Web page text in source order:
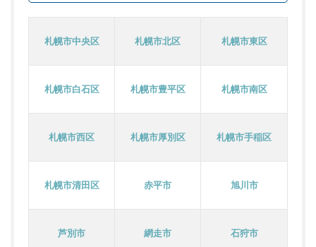
札幌市中央区 札幌市北区 札幌市東区
札幌市白石区 札幌市豊平区 札幌市南区
札幌市西区 札幌市厚別区 札幌市手稲区
札幌市清田区 赤平市 旭川市
芦別市 網走市 石狩市